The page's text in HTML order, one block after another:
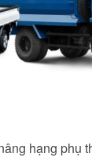
hạng phụ